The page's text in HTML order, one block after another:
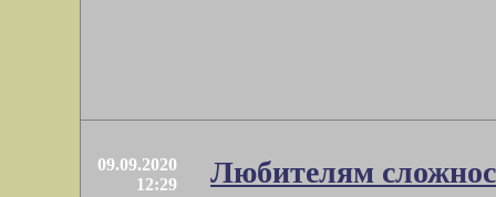
09.09.2020
12:29
Любителям